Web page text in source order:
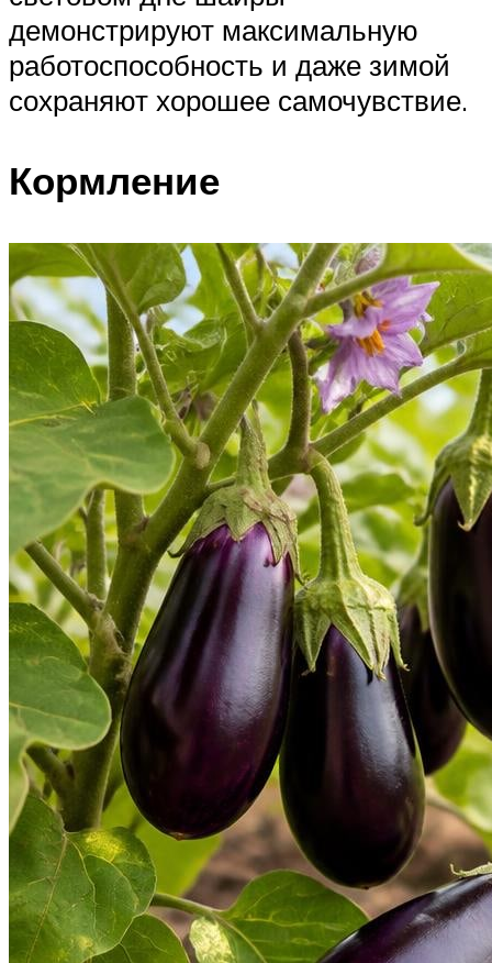
демонстрируют максимальную
работоспособность и даже зимой
сохраняют хорошее самочувствие.
Кормление